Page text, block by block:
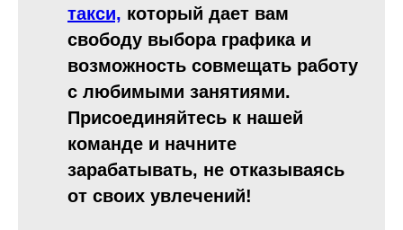
такси, который дает вам
свободу выбора графика и
возможность совмещать работу
с любимыми занятиями.
Присоединяйтесь к нашей
команде и начните
зарабатывать, не отказываясь
от своих увлечений!